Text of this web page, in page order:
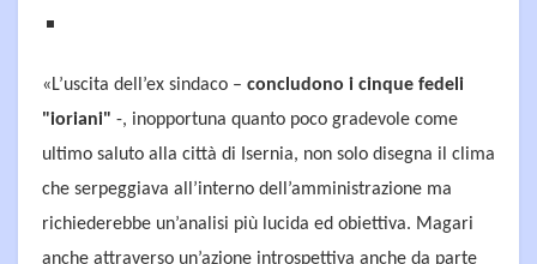
«L’uscita dell’ex sindaco – concludono i cinque fedeli
"ioriani" -, inopportuna quanto poco gradevole come
ultimo saluto alla città di Isernia, non solo disegna il clima
che serpeggiava all’interno dell’amministrazione ma
richiederebbe un’analisi più lucida ed obiettiva. Magari
anche attraverso un’azione introspettiva anche da parte